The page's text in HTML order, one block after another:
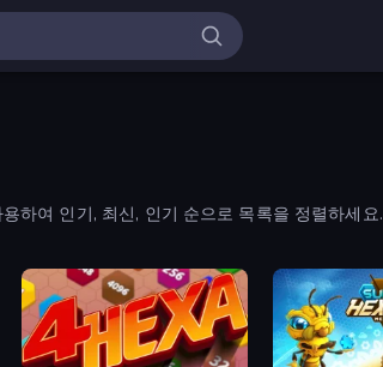
하여 인기, 최신, 인기 순으로 목록을 정렬하세요.